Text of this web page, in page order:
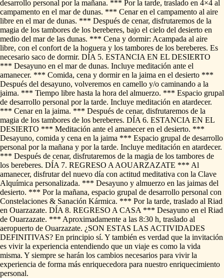
desarrollo personal por la mañana. *** Por la tarde, traslado en 4×4 al
campamento en el mar de dunas. *** Cenar en el campamento al aire
libre en el mar de dunas. *** Después de cenar, disfrutaremos de la
magia de los tambores de los bereberes, bajo el cielo del desierto en
medio del mar de las dunas. *** Cena y dormir: Acampada al aire
libre, con el confort de la hoguera y los tambores de los bereberes. Es
necesario saco de dormir. DÍA 5. ESTANCIA EN EL DESIERTO
*** Desayuno en el mar de dunas. Incluye meditación ante el
amanecer. *** Comida, cena y dormir en la jaima en el desierto ***
Después del desayuno, volveremos en camello y​/​o caminando a la
jaima. *** Tiempo libre hasta la hora del almuerzo. *** Espacio grupal
de desarrollo personal por la tarde. Incluye meditación en atardecer.
*** Cenar en la jaima. *** Después de cenar, disfrutaremos de la
magia de los tambores de los bereberes. DÍA 6. ESTANCIA EN EL
DESIERTO *** Meditación ante el amanecer en el desierto. ***
Desayuno, comida y cena en la jaima *** Espacio grupal de desarrollo
personal por la mañana y por la tarde. Incluye meditación en atardecer.
*** Después de cenar, disfrutaremos de la magia de los tambores de
los bereberes. DÍA 7. REGRESO A AOUARZAZATE *** Al
amanecer, disfrutar del nuevo día con actitud meditativa con la Clave
Alquímica personalizada. *** Desayuno y almuerzo en las jaimas del
desierto. *** Por la mañana, espacio grupal de desarrollo personal con
Constelaciones & Sanación Kármica. *** Por la tarde, traslado al Riad
en Ouarzazate. DÍA 8. REGRESO A CASA *** Desayuno en el Riad
de Ouarzazate. *** Aproximadamente a las 8:30 h, traslado al
aeropuerto de Ouarzazate. ¿SON ESTAS LAS ACTIVIDADES
DEFINITIVAS? En principio sí. Y también es verdad que la invitación
es vivir la experiencia entendiendo que un viaje es como la vida
misma. Y siempre se harán los cambios necesarios para vivir la
experiencia de forma más enriquecedora para nuestro enriquecimiento
personal.